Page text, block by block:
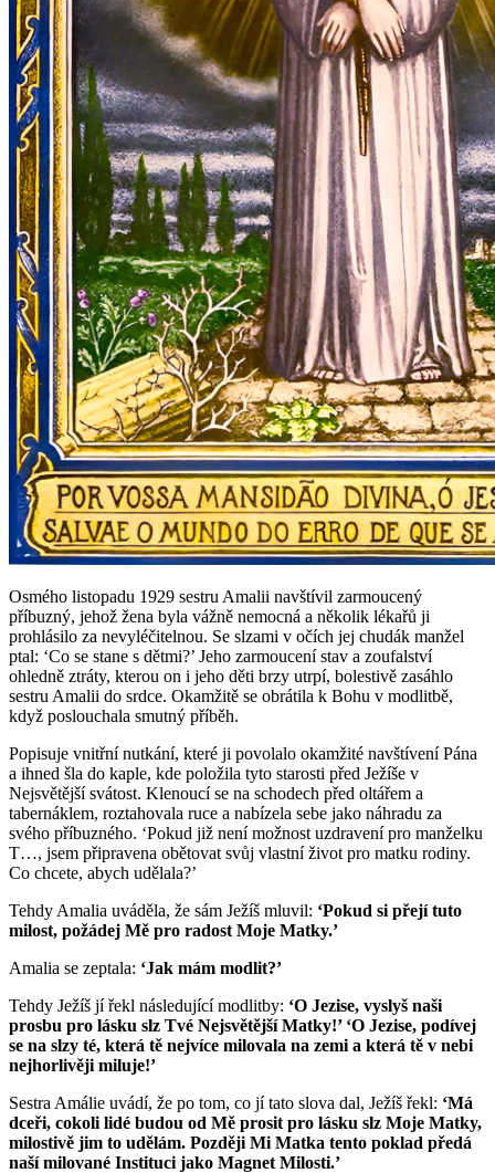
Osmého listopadu 1929 sestru Amalii navštívil zarmoucený
příbuzný, jehož žena byla vážně nemocná a několik lékařů ji
prohlásilo za nevyléčitelnou. Se slzami v očích jej chudák manžel
ptal: ‘Co se stane s dětmi?’ Jeho zarmoucení stav a zoufalství
ohledně ztráty, kterou on i jeho děti brzy utrpí, bolestivě zasáhlo
sestru Amalii do srdce. Okamžitě se obrátila k Bohu v modlitbě,
když poslouchala smutný příběh.
Popisuje vnitřní nutkání, které ji povolalo okamžité navštívení Pána
a ihned šla do kaple, kde položila tyto starosti před Ježíše v
Nejsvětější svátost. Klenoucí se na schodech před oltářem a
tabernáklem, roztahovala ruce a nabízela sebe jako náhradu za
svého příbuzného. ‘Pokud již není možnost uzdravení pro manželku
T…, jsem připravena obětovat svůj vlastní život pro matku rodiny.
Co chcete, abych udělala?’
Tehdy Amalia uváděla, že sám Ježíš mluvil: ‘Pokud si přejí tuto
milost, požádej Mě pro radost Moje Matky.’
Amalia se zeptala: ‘Jak mám modlit?’
Tehdy Ježíš jí řekl následující modlitby: ‘O Jezise, vyslyš naši
prosbu pro lásku slz Tvé Nejsvětější Matky!’ ‘O Jezise, podívej
se na slzy té, která tě nejvíce milovala na zemi a která tě v nebi
nejhorlivěji miluje!’
Sestra Amálie uvádí, že po tom, co jí tato slova dal, Ježíš řekl: ‘Má
dceři, cokoli lidé budou od Mě prosit pro lásku slz Moje Matky,
milostivě jim to udělám. Později Mi Matka tento poklad předá
naší milované Instituci jako Magnet Milosti.’